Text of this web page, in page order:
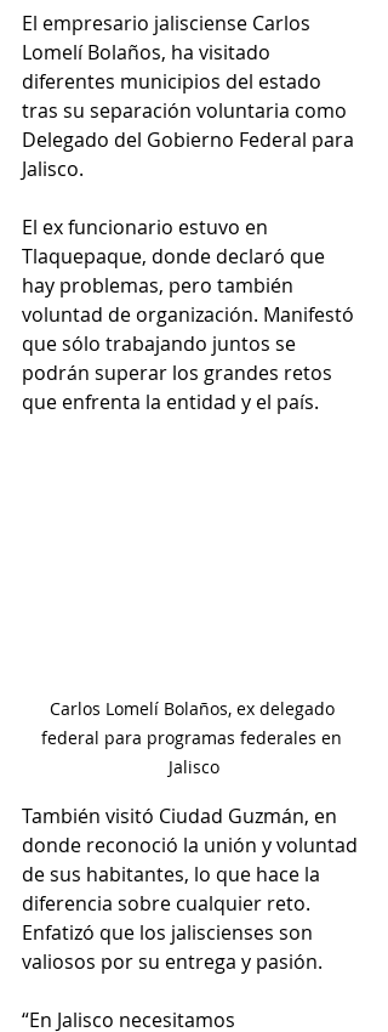
El empresario jalisciense Carlos
Lomelí Bolaños, ha visitado
diferentes municipios del estado
tras su separación voluntaria como
Delegado del Gobierno Federal para
Jalisco.
El ex funcionario estuvo en
Tlaquepaque, donde declaró que
hay problemas, pero también
voluntad de organización. Manifestó
que sólo trabajando juntos se
podrán superar los grandes retos
que enfrenta la entidad y el país.
Carlos Lomelí Bolaños, ex delegado
federal para programas federales en
Jalisco
También visitó Ciudad Guzmán, en
donde reconoció la unión y voluntad
de sus habitantes, lo que hace la
diferencia sobre cualquier reto.
Enfatizó que los jaliscienses son
valiosos por su entrega y pasión.
“En Jalisco necesitamos